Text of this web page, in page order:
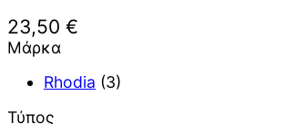
23,50 €
Μάρκα
Rhodia (3)
Τύπος